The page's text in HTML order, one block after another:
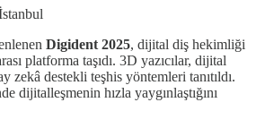
Digident 2025, dijital diş hekimliği
platforma taşıdı. 3D yazıcılar, dijital
zekâ destekli teşhis yöntemleri tanıtıldı.
dijitalleşmenin hızla yaygınlaştığını